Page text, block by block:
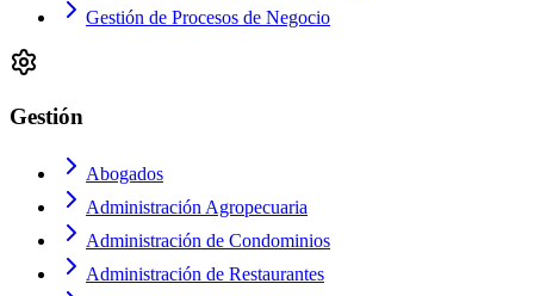
Gestión de Procesos de Negocio
Gestión
Abogados
Administración Agropecuaria
Administración de Condominios
Administración de Restaurantes